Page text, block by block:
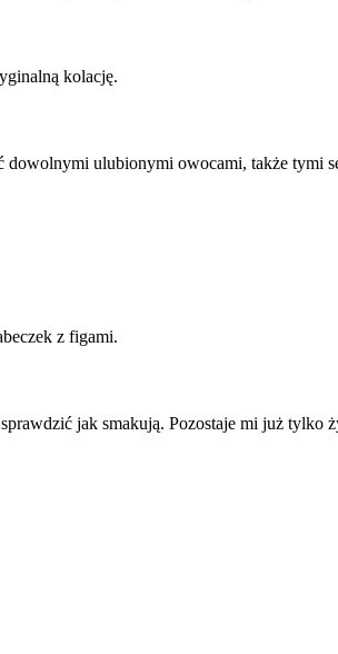
kolację.
dowolnymi ulubionymi owocami, także tymi
z figami.
jak smakują. Pozostaje mi już tylko